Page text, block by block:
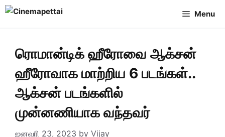
Skip
Menu
ரொமான்டிக் ஹீரோவை ஆக்சன்
ஹீரோவாக மாற்றிய 6 படங்கள்..
ஆக்சன் படங்களில்
முன்னணியாக வந்தவர்
ஜனவரி 23, 2023 by Vijay